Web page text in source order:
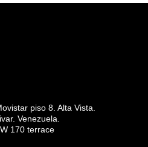
piso 8. Alta Vista.
Venezuela.
170 terrace